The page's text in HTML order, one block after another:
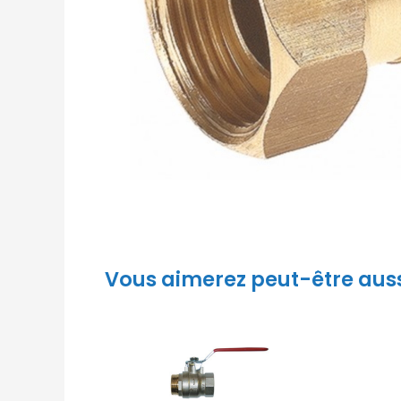
Vous aimerez peut-être